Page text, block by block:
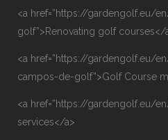
<a href=”https://gardengolf.eu/
golf”>Renovating golf courses</
<a href=”https://gardengolf.eu/
campos-de-golf”>Golf Course
<a href=”https://gardengolf.eu/
services</a>